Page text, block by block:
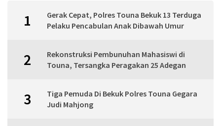
1
Gerak Cepat, Polres Touna Bekuk 13 Terduga
Pelaku Pencabulan Anak Dibawah Umur
2
Rekonstruksi Pembunuhan Mahasiswi di
Touna, Tersangka Peragakan 25 Adegan
3
Tiga Pemuda Di Bekuk Polres Touna Gegara
Judi Mahjong